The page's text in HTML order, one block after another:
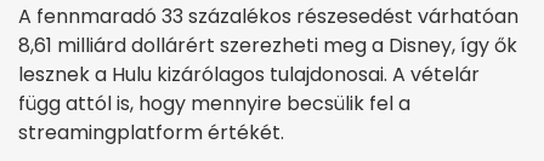
A fennmaradó 33 százalékos részesedést várhatóan
8,61 milliárd dollárért szerezheti meg a Disney, így ők
lesznek a Hulu kizárólagos tulajdonosai. A vételár
függ attól is, hogy mennyire becsülik fel a
streamingplatform értékét.